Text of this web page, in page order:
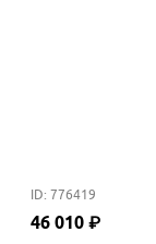
ID: 776419
46 010 ₽